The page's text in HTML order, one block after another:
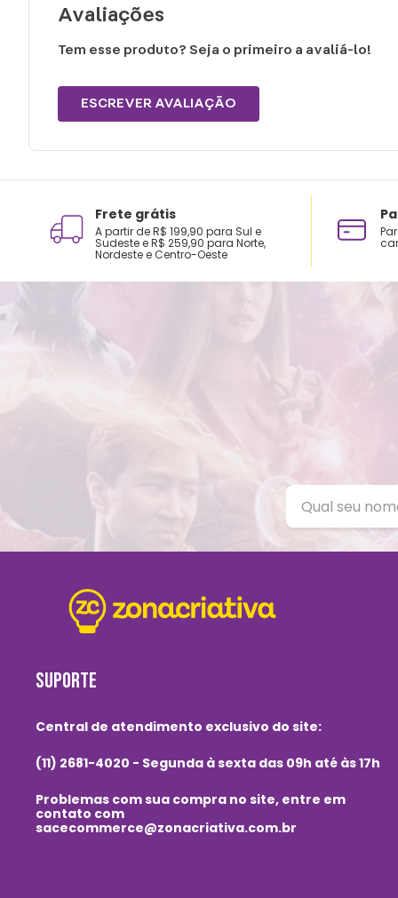
Avaliações
Tem esse produto? Seja o primeiro a avaliá-lo!
ESCREVER AVALIAÇÃO
Frete grátis
A partir de R$ 199,90 para Sul e
Sudeste e R$ 259,90 para Norte,
Nordeste e Centro-Oeste
SUPORTE
Central de atendimento exclusivo do site:
(11) 2681-4020 - Segunda à sexta das 09h até às 17h
Problemas com sua compra no site, entre em
contato com
sacecommerce@zonacriativa.com.br